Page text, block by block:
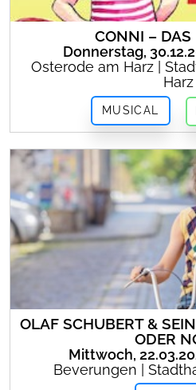
CONNI – DAS
Donnerstag,
Osterode am Harz |
Harz
MUSICAL
OLAF SCHUBERT &
ODER
Mittwoch,
Beverungen |